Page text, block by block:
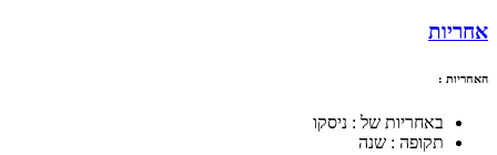
אחריות
האחריות :
באחריות של : ניסקו
תקופה : שנה